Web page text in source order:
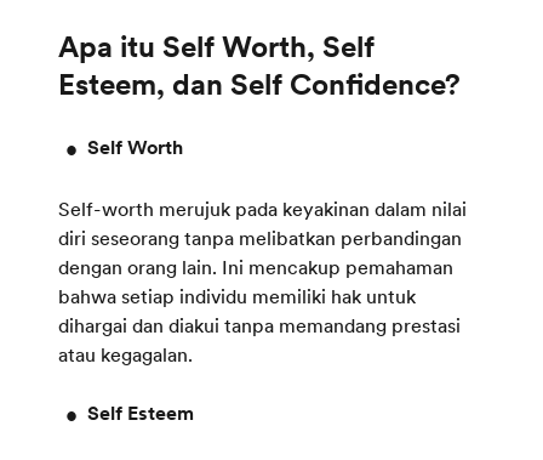
Apa itu Self Worth, Self
Self Worth
Self-worth merujuk pada keyakinan dalam nilai
diri seseorang tanpa melibatkan perbandingan
dengan orang lain. Ini mencakup pemahaman
bahwa setiap individu memiliki hak untuk
dihargai dan diakui tanpa memandang prestasi
atau kegagalan.
Self Esteem